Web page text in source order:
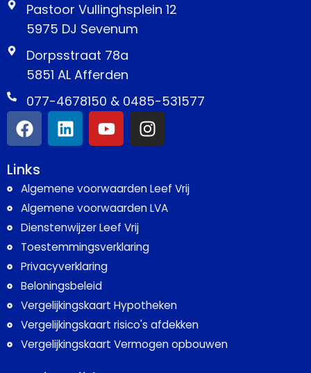
Pastoor Vullinghsplein 12
5975 DJ Sevenum
Dorpsstraat 78a
5851 AL Afferden
077-4678150 & 0485-531577
Links
Algemene voorwaarden Leef Vrij
Algemene voorwaarden LVA
Dienstenwijzer Leef Vrij
Toestemmingsverklaring
Privacyverklaring
Beloningsbeleid
Vergelijkingskaart Hypotheken
Vergelijkingskaart risico's afdekken
Vergelijkingskaart Vermogen opbouwen